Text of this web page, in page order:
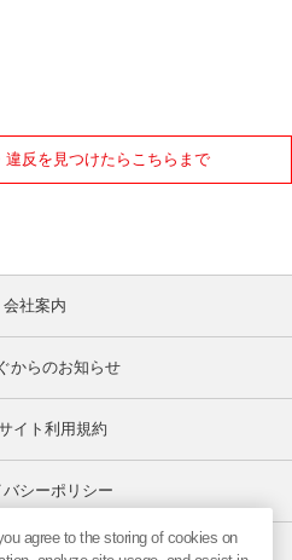
反を見つけたらこちらまで
会社案内
からのお知らせ
イト利用規約
バシーポリシー
商取引法
agree to the storing of cookies on